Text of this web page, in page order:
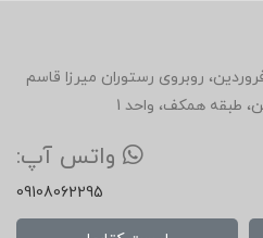
انقلاب، ابتدای خیابان 12 فروردین، روبروی رستوران میرزا قاسم
طبقه همکف، واحد 1
واتس آپ:
09108062295